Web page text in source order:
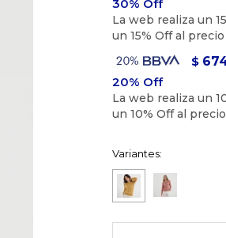
$
Variantes: